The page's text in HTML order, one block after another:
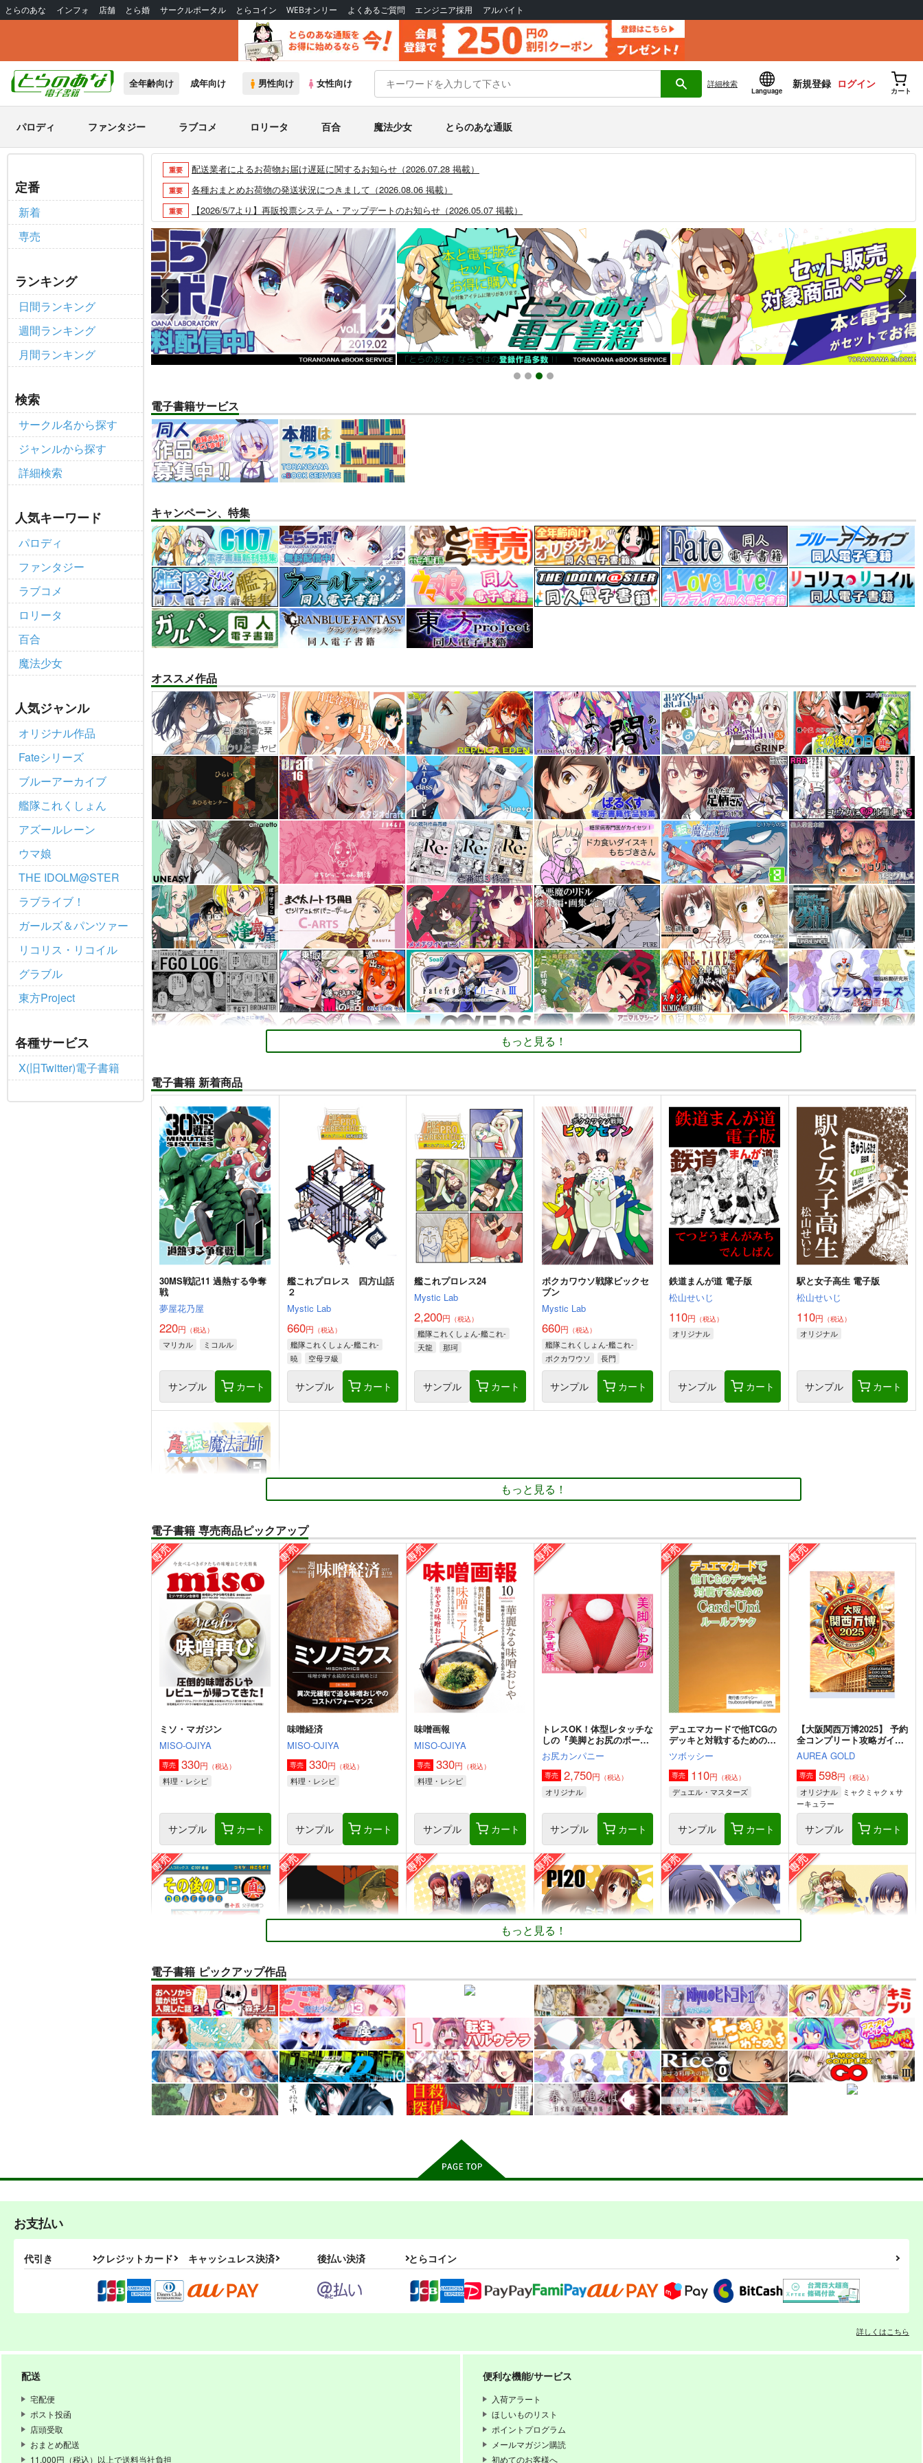
とらのあな インフォ 店舗 とら婚 サークルポータル とらコイン WEBオンリー よくあるご質問 エンジニア採用 アルバイト
全年齢向け 成年向け 男性向け 女性向け 詳細検索
Language
新規登録 ログイン
カート
パロディ ファンタジー ラブコメ ロリータ 百合 魔法少女 とらのあな通販
定番
新着
専売
ランキング
日間ランキング
週間ランキング
月間ランキング
検索
サークル名から探す
ジャンルから探す
詳細検索
人気キーワード
パロディ
ファンタジー
ラブコメ
ロリータ
百合
魔法少女
人気ジャンル
オリジナル作品
Fateシリーズ
ブルーアーカイブ
艦隊これくしょん
アズールレーン
ウマ娘
THE IDOLM@STER
ラブライブ！
ガールズ＆パンツァー
リコリス・リコイル
グラブル
東方Project
各種サービス
X(旧Twitter)電子書籍
重要 配送業者によるお荷物お届け遅延に関するお知らせ（2026.07.28 掲載）
重要 各種おまとめお荷物の発送状況につきまして（2026.08.06 掲載）
重要 【2026/5/7より】再販投票システム・アップデートのお知らせ（2026.05.07 掲載）
重要 【2026/4/1より】とらのあなプレミアム、新支払い方法＆新プラン導入のお知らせ（2026.03.09 掲載）
重要 おまとめサイクル「定期便(月2)」一般会員様の利用再開のお知らせ（2026.02.05 掲載）
重要 「とらのあな×駿河屋日本橋乙女同人誌館」通販店頭受取サービス開始のお知らせ（2026.01.05 更新｜2025.12.30 掲載）
重要 【2025/12/1より】「通販ポイント⇒とらコイン変換キャンペーン」終了のお知らせ（2025.11.21 掲載）
重要 個人情報保護方針の改定について（2025.09.19 更新｜2025.08.01 掲載）
重要 ポイント付与・管理体制改定のお知らせ（2024.11.20 掲載）
全てのお知らせを見る
1 2 3 4
電子書籍サービス
キャンペーン、特集
オススメ作品
もっと見る！
電子書籍 新着商品
30MS戦記11 過熱する争奪
戦
夢屋花乃屋
220円 （税込）
マリカル ミコルル
サンプル カート
艦これプロレス 四方山話
２
Mystic Lab
660円 （税込）
艦隊これくしょん-艦これ-
暁
空母ヲ級
サンプル カート
艦これプロレス24
Mystic Lab
2,200円 （税込）
艦隊これくしょん-艦これ-
天龍
那珂
サンプル カート
ボクカワウソ戦隊ビックセ
ブン
Mystic Lab
660円 （税込）
艦隊これくしょん-艦これ-
ボクカワウソ
長門
コロラド
サンプル カート
鉄道まんが道 電子版
松山せいじ
110円 （税込）
オリジナル
サンプル カート
駅と女子高生 電子版
松山せいじ
110円 （税込）
オリジナル
サンプル カート
角と板と魔法記師9
とりからの巣
440円（税込）
オリジナル
ベル・メリオン
アシオ・グレース
ホワイト
サンプル カート
もっと見る！
電子書籍 専売商品ピックアップ
ミソ・マガジン
MISO-OJIYA
専売 330円 （税込）
料理・レシピ
サンプル カート
味噌経済
MISO-OJIYA
専売 330円 （税込）
料理・レシピ
サンプル カート
味噌画報
MISO-OJIYA
専売 330円 （税込）
料理・レシピ
サンプル カート
トレスOK！体型レタッチな
しの『美脚とお尻のポーズ
写真集／九条ねぎ』
お尻カンパニー
専売 2,750円 （税込）
オリジナル
サンプル カート
デュエマカードで他TCGの
デッキと対戦するための
Card-Uni ルールブック
ツボッシー
専売 110円 （税込）
デュエル・マスターズ
サンプル カート
【大阪関西万博2025】 予約
全コンプリート攻略ガイド
２＆万博旅行１日スケジュ
ール日記: EXPO 女一人の
んびりルーズ旅 11ノンフィ
クション 旅行記
AUREA GOLD
専売 598円 （税込）
オリジナル
ミャクミャクｘサ
ーキュラー
サンプル カート
その後のDB真15巻
スタジオtomorrow
専売 1,210円（税込）
ドラゴンボール
孫悟空
孫悟飯
ピッコロ
ひらいて
あひるセンター
専売 550円（税込）
リバース：1999
レコレータ
エル・アレフ
PI-21
ぱるくす
専売 330円（税込）
THE IDOLM@STER MILLION LIVE!
北沢志保
最上静香
PI-20
ぱるくす
専売 330円（税込）
THE IDOLM@STER MILLION LIVE!
北沢志保
最上静香
田中琴葉
PI-19
ぱるくす
専売 330円（税込）
THE IDOLM@STER MILLION LIVE!
北沢志保
最上静香
PI-18
ぱるくす
専売 330円（税込）
（税込）
THE IDOLM@STER MILLION LIVE!
最上静香
カート
専売 990
サンプル
アム パッケージアートコレ
アム パッケージアートコレ
もっと見る！
電子書籍 ピックアップ作品
お支払い
代引き クレジットカード キャッシュレス決済 後払い決済 とらコイン
詳しくはこちら
配送
宅配便
ポスト投函
店頭受取
おまとめ配送
11,000円（税込）以上で送料当社負担
便利な機能/サービス
入荷アラート
ほしいものリスト
ポイントプログラム
メールマガジン購読
初めてのお客様へ